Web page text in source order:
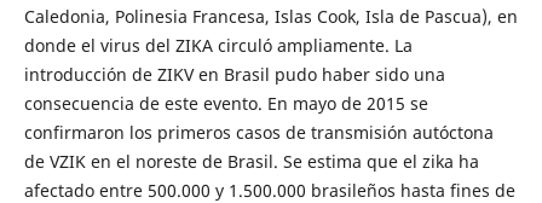
Caledonia, Polinesia Francesa, Islas Cook, Isla de Pascua), en
donde el virus del ZIKA circuló ampliamente. La
introducción de ZIKV en Brasil pudo haber sido una
consecuencia de este evento. En mayo de 2015 se
confirmaron los primeros casos de transmisión autóctona
de VZIK en el noreste de Brasil. Se estima que el zika ha
afectado entre 500.000 y 1.500.000 brasileños hasta fines de